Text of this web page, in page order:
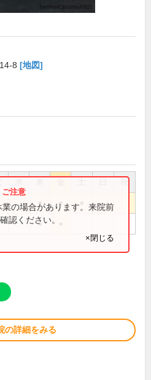
8 [地図]
祝
● ●
●
の場合があります。来院前
認ください。
×閉じる
の詳細をみる